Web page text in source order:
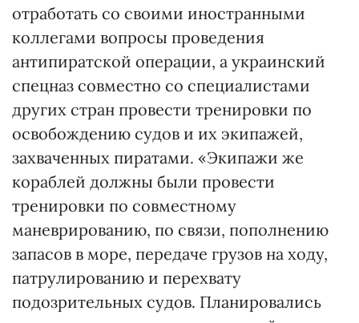
отработать со своими иностранными
коллегами вопросы проведения
антипиратской операции, а украинский
спецназ совместно со специалистами
других стран провести тренировки по
освобождению судов и их экипажей,
захваченных пиратами. «Экипажи же
кораблей должны были провести
тренировки по совместному
маневрированию, по связи, пополнению
запасов в море, передаче грузов на ходу,
патрулированию и перехвату
подозрительных судов. Планировались